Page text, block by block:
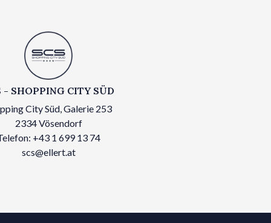
- SHOPPING CITY SÜD
City Süd, Galerie 253
2334 Vösendorf
+43 1 699 13 74
scs@ellert.at